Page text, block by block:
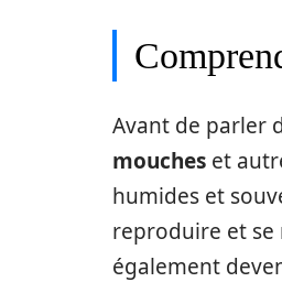
Avant de parler
mouches et
humides et
reproduire et se
également